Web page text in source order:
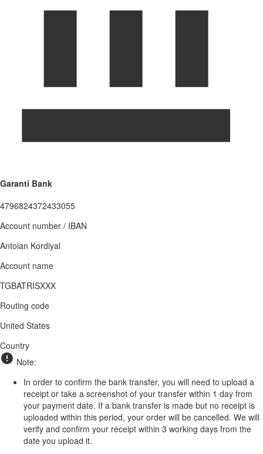
Garanti Bank
4796824372433055
Account number / IBAN
Antoian Kordiyal
Account name
TGBATRISXXX
Routing code
United States
Country
Note:
In order to confirm the bank transfer, you will need to upload a
receipt or take a screenshot of your transfer within 1 day from
your payment date. If a bank transfer is made but no receipt is
uploaded within this period, your order will be cancelled. We will
verify and confirm your receipt within 3 working days from the
date you upload it.